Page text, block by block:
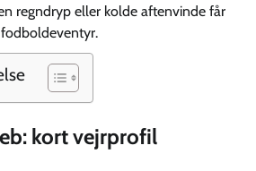
regndryp eller kolde aftenvinde får
kort vejrprofil